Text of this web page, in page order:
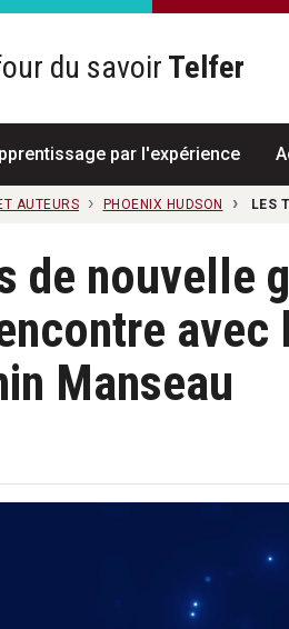
du savoir Telfer
par l'expérience
AUTEURS PHOENIX HUDSON LES
de nouvelle
avec
Manseau